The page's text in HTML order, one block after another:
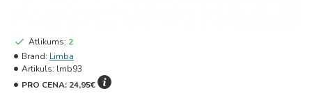
Atlikums: 2
Brand: Limba
Artikuls: lmb93
PRO CENA: 24,95€